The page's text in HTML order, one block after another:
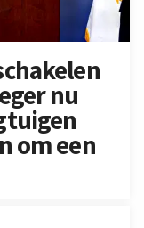
nu
om een